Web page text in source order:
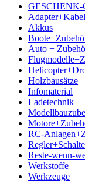
Adapter+Kabel
Akkus
Auto +
Holzbausätze
Infomaterial
Ladetechnik
RC-
Reste-wenn-
Werkstoffe
Werkzeuge